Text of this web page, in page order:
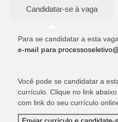
Para se candidatar a esta
e-mail para
Você pode se candidatar a
currículo. Clique no link
com link do seu currículo